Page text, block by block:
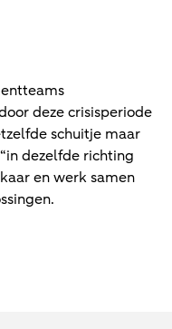
deze crisisperiode
schuitje maar
dezelfde richting
en werk samen